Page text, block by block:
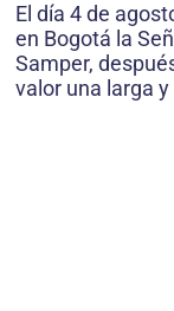
El día 4 de
en Bogotá la
Samper,
valor una larga